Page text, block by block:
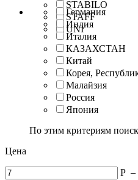
STABILO
STAFF
UNI
Германия
Индия
Италия
КАЗАХСТАН
Китай
Корея,
Малайзия
Россия
Япония
По этим критериям
Цена
Р –